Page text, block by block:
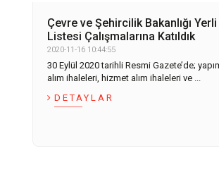
Çevre ve Şehircilik Bakanlığı Yerli
Listesi Çalışmalarına Katıldık
2020-11-16 10:44:55
30 Eylül 2020 tarihli Resmi Gazete’de;
alım ihaleleri, hizmet alım ihaleleri ve ...
DETAYLAR